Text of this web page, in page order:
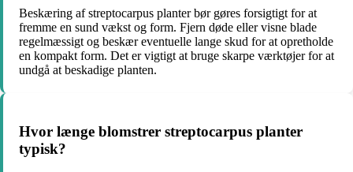
Beskæring af streptocarpus planter bør gøres forsigtigt for at
fremme en sund vækst og form. Fjern døde eller visne blade
regelmæssigt og beskær eventuelle lange skud for at opretholde
en kompakt form. Det er vigtigt at bruge skarpe værktøjer for at
undgå at beskadige planten.
Hvor længe blomstrer streptocarpus planter
typisk?